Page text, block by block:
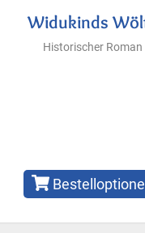
Widukinds
Historischer Roman